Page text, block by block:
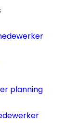
planning